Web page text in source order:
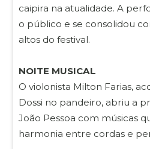
caipira na atualidade. A
o público e se consolidou
altos do festival.
NOITE MUSICAL
O violonista Milton Farias,
Dossi no pandeiro, abriu a
João Pessoa com músicas
harmonia entre cordas e